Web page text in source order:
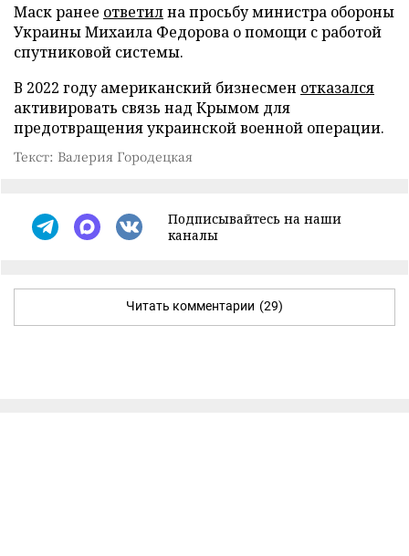
Маск ранее ответилна просьбу министра обороны
Украины Михаила Федорова о помощи с работой
спутниковой системы.
В 2022 году американский бизнесмен отказался
активировать связь над Крымом для
предотвращения украинской военной операции.
Текст: Валерия Городецкая
Подписывайтесь на наши
каналы
Читать комментарии (29)